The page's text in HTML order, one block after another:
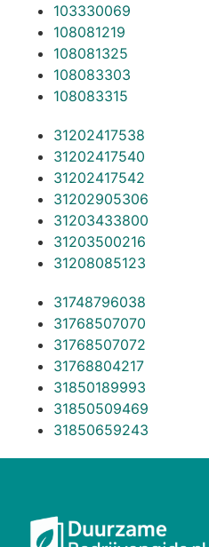
103330069
108081219
108081325
108083303
108083315
31202417538
31202417540
31202417542
31202905306
31203433800
31203500216
31208085123
31748796038
31768507070
31768507072
31768804217
31850189993
31850509469
31850659243